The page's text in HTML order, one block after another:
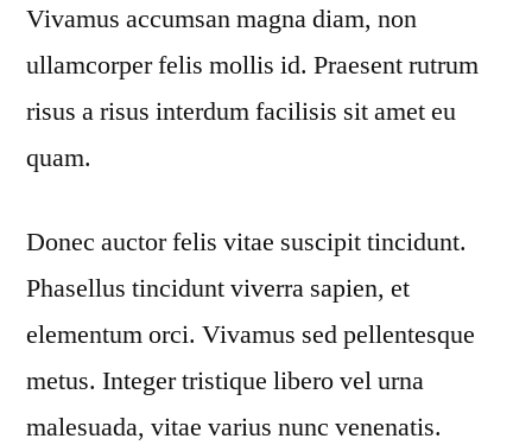
Vivamus accumsan magna diam, non
ullamcorper felis mollis id. Praesent rutrum
risus a risus interdum facilisis sit amet eu
quam.
Donec auctor felis vitae suscipit tincidunt.
Phasellus tincidunt viverra sapien, et
elementum orci. Vivamus sed pellentesque
metus. Integer tristique libero vel urna
malesuada, vitae varius nunc venenatis.